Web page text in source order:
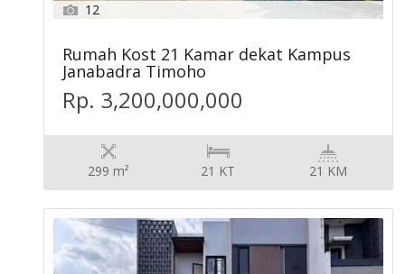
12
Rumah Kost 21 Kamar dekat Kampus
Janabadra Timoho
Rp. 3,200,000,000
299 m² 21 KT 21 KM